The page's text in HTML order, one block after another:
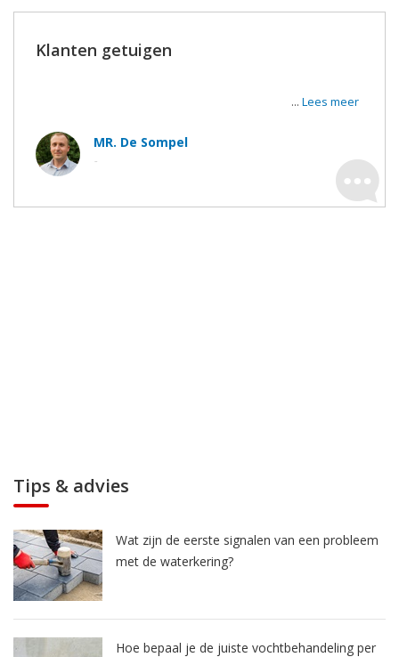
Klanten getuigen
... Lees meer
MR. De Sompel
-
Tips & advies
Wat zijn de eerste signalen van een probleem
met de waterkering?
Hoe bepaal je de juiste vochtbehandeling per